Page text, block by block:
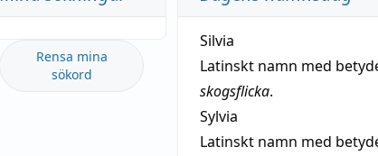
Rensa mina
sökord
Silvia
Latinskt namn med
skogsflicka.
Sylvia
Latinskt namn med